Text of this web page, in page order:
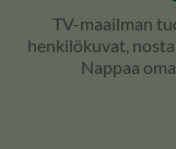
TV-maailman
henkilökuvat,
Nappaa